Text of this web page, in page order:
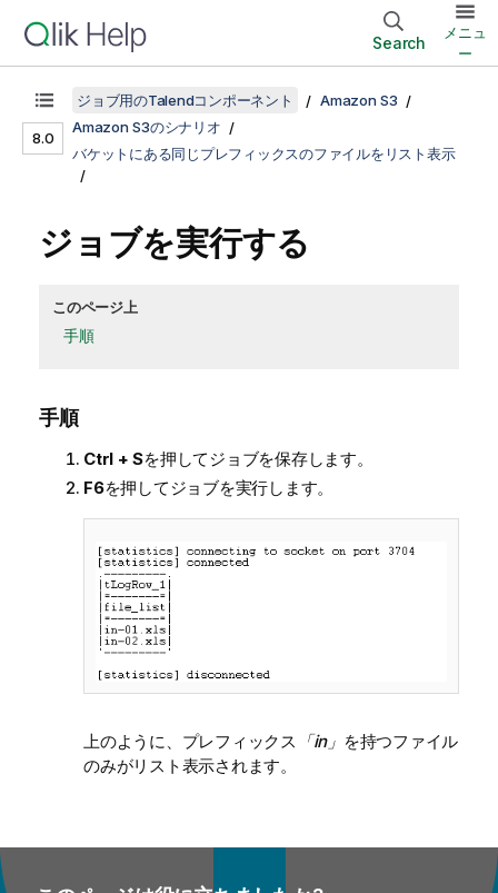
Search
メニュ
ー
8.0
ジョブ用のTalendコンポーネント
Amazon S3
Amazon S3のシナリオ
バケットにある同じプレフィックスのファイルをリスト表示
ジョブを実行する
このページ上
手順
手順
Ctrl + Sを押してジョブを保存します。
F6を押してジョブを実行します。
上のように、プレフィックス 「in」 を持つファイル
のみがリスト表示されます。